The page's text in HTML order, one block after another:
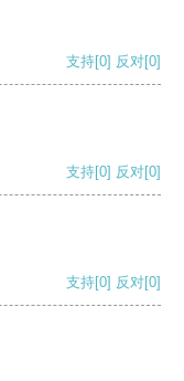
支持[0] 反对[0]
支持[0] 反对[0]
支持[0] 反对[0]